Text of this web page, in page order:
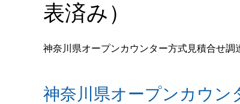
表済み）
神奈川県オープンカウンター方式見積合せ調
神奈川県オープンカウン